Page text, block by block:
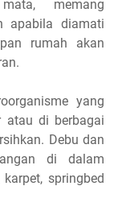
memang
apabila diamati
rumah akan
yang
atau di berbagai
Debu dan
di dalam
springbed